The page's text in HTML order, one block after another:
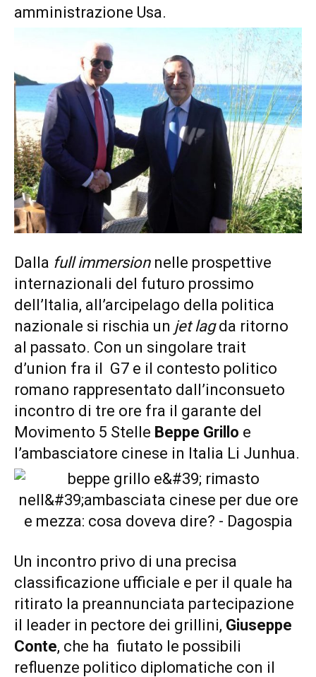
amministrazione Usa.
Dalla full immersionnelle prospettive
internazionali del futuro prossimo
dell’Italia, all’arcipelago della politica
nazionale si rischia un jet lagda ritorno
al passato. Con un singolare trait
d’union fra il G7 e il contesto politico
romano rappresentato dall’inconsueto
incontro di tre ore fra il garante del
Movimento 5 Stelle Beppe Grillo e
l’ambasciatore cinese in Italia Li Junhua.
Un incontro privo di una precisa
classificazione ufficiale e per il quale ha
ritirato la preannunciata partecipazione
il leader in pectore dei grillini, Giuseppe
Conte, che ha fiutato le possibili
refluenze politico diplomatiche con il